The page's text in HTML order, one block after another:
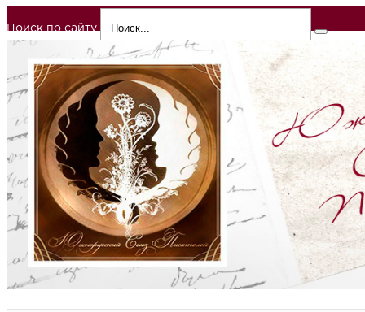
Поиск по сайту